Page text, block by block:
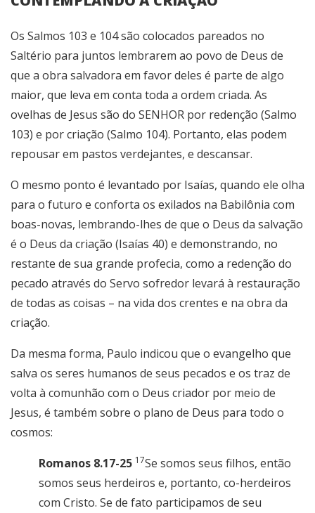
Os Salmos 103 e 104 são colocados pareados no
Saltério para juntos lembrarem ao povo de Deus de
que a obra salvadora em favor deles é parte de algo
maior, que leva em conta toda a ordem criada. As
ovelhas de Jesus são do SENHOR por redenção (Salmo
103) e por criação (Salmo 104). Portanto, elas podem
repousar em pastos verdejantes, e descansar.
O mesmo ponto é levantado por Isaías, quando ele olha
para o futuro e conforta os exilados na Babilônia com
boas-novas, lembrando-lhes de que o Deus da salvação
é o Deus da criação (Isaías 40) e demonstrando, no
restante de sua grande profecia, como a redenção do
pecado através do Servo sofredor levará à restauração
de todas as coisas – na vida dos crentes e na obra da
criação.
Da mesma forma, Paulo indicou que o evangelho que
salva os seres humanos de seus pecados e os traz de
volta à comunhão com o Deus criador por meio de
Jesus, é também sobre o plano de Deus para todo o
cosmos:
Romanos 8.17-25 17Se somos seus filhos, então
somos seus herdeiros e, portanto, co-herdeiros
com Cristo. Se de fato participamos de seu